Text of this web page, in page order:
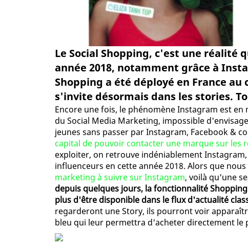
Le Social Shopping, c'est une réalité
année 2018, notamment grâce à
Shopping a été déployé en France
s'invite désormais dans les stories.
Encore une fois, le phénomène Instagram est
du Social Media Marketing, impossible
jeunes sans passer par Instagram, Facebook &
capital de pouvoir contacter une marque sur les
exploiter, on retrouve indéniablement
influenceurs en cette année 2018. Alors que
marketing à suivre sur Instagram, voilà qu'une
depuis quelques jours, la fonctionnalité
plus d'être disponible dans le flux d'actualité
regarderont une Story, ils pourront voir
bleu qui leur permettra d'acheter directement le